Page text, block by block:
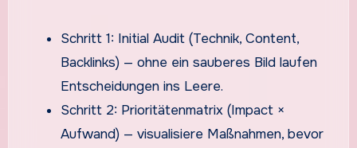
Schritt 1: Initial Audit (Technik, Content,
Backlinks) — ohne ein sauberes Bild laufen
Entscheidungen ins Leere.
Schritt 2: Prioritätenmatrix (Impact ×
Aufwand) — visualisiere Maßnahmen, bevor